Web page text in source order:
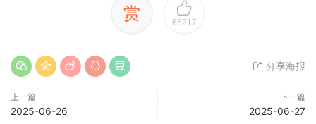
赏 66217
分享海报
上一篇
2025-06-26
下一篇
2025-06-27